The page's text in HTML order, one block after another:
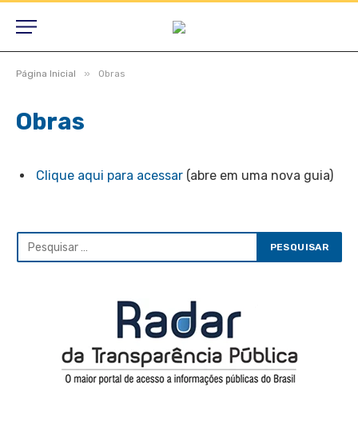
Página Inicial » Obras
Obras
Clique aqui para acessar (abre em uma nova guia)